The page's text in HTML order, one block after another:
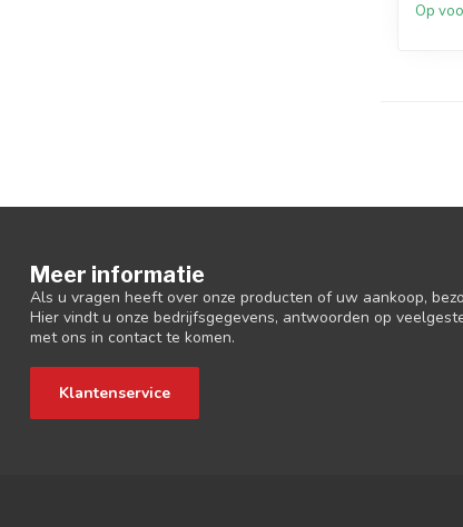
Op
Meer informatie
Als u vragen heeft over onze producten of uw aankoop,
Hier vindt u onze bedrijfsgegevens, antwoorden op
met ons in contact te komen.
Klantenservice